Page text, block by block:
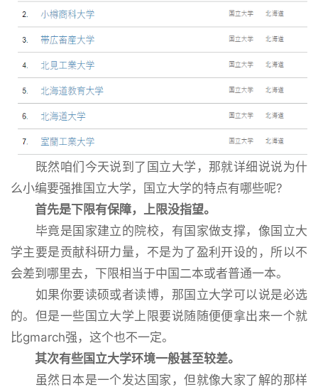
既然咱们今天说到了国立大学，那就详细说说为什
么小编要强推国立大学，国立大学的特点有哪些呢?
首先是下限有保障，上限没指望。
毕竟是国家建立的院校，有国家做支撑，像国立大
学主要是贡献科研力量，不是为了盈利开设的，所以不
会差到哪里去，下限相当于中国二本或者普通一本。
如果你要读硕或者读博，那国立大学可以说是必选
的。但是一些国立大学上限要说随随便便拿出来一个就
比gmarch强，这个也不一定。
其次有些国立大学环境一般甚至较差。
虽然日本是一个发达国家，但就像大家了解的那样